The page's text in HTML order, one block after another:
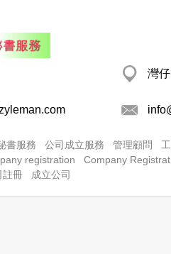
灣
書服務 公司成立服務 管理顧問
registration Company
註冊 成立公司